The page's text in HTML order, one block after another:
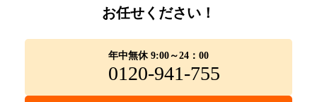
お任せください！
年中無休 9:00～24：00
0120-941-755